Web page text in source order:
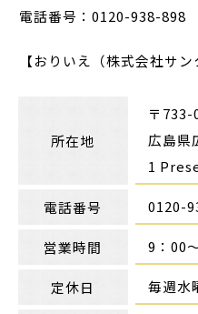
電話番号：0120-938-898
【おりいえ（株式会社サン
所在地
〒733-
広島県
1
電話番号 0120-
営業時間 9：00
定休日 毎週水